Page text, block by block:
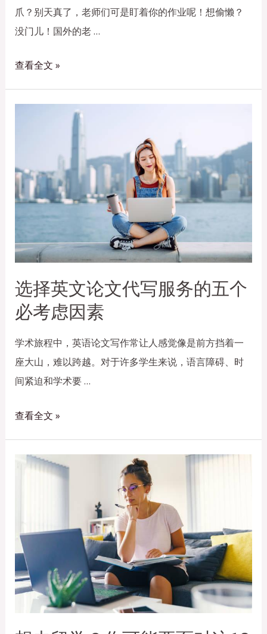
爪？别天真了，老师们可是盯着你的作业呢！想偷懒？
没门儿！国外的老 …
查看全文 »
选择英文论文代写服务的五个
必考虑因素
学术旅程中，英语论文写作常让人感觉像是前方挡着一
座大山，难以跨越。对于许多学生来说，语言障碍、时
间紧迫和学术要 …
查看全文 »